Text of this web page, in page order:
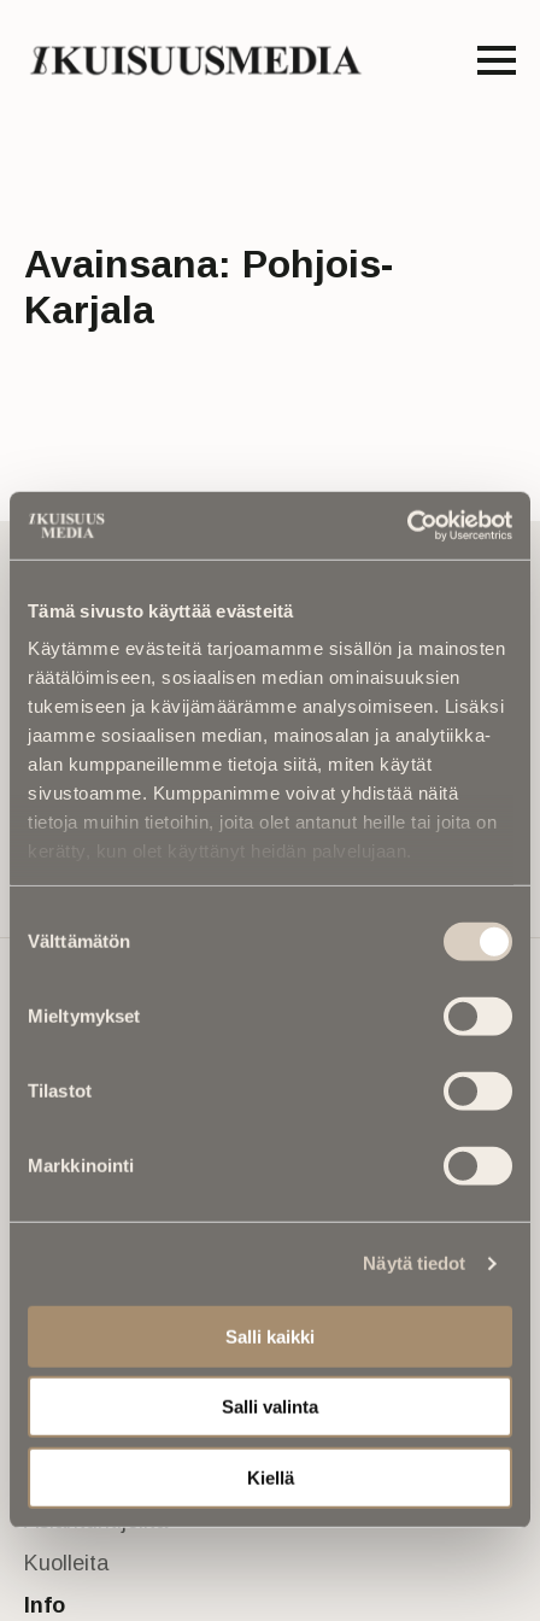
Tämä sivusto käyttää evästeitä
Käytämme evästeitä tarjoamamme sisällön ja mainosten
räätälöimiseen, sosiaalisen median ominaisuuksien
tukemiseen ja kävijämäärämme analysoimiseen. Lisäksi
jaamme sosiaalisen median, mainosalan ja analytiikka-
alan kumppaneillemme tietoja siitä, miten käytät
sivustoamme. Kumppanimme voivat yhdistää näitä
tietoja muihin tietoihin, joita olet antanut heille tai joita on
kerätty, kun olet käyttänyt heidän palvelujaan.
valinta
Välttämätön
Mieltymykset
Tilastot
Markkinointi
Näytä tiedot
Salli kaikki
Salli valinta
Kiellä
Avainsana: Pohjois-
Karjala
Tilaa uutiskirje - Pääset heti parhaiden
Kirjoita alle sähköpostiosoitteesi niin saat kaksi kertaa
kuukaudessa Ikuisuusmedian uutiskirjeen ja varmistat,
etteivät kiinnostavat artikkelit jää huomaamatta.
Uutiskirje on maksuton eikä se velvoita mihinkään.
Kirjoita tähän sähköpostiosoite, johon haluat uutiskirjeen
Ikuisuusmedia
Ikuisuusmedia on kuolinuutisointiin keskittynyt uusi ja
valtakunnallinen mediabrändi. Julkaisemme uusimmat
Tietoa meistä
Etusivu
Kalenterista
Asiantuntijoilta
Kuolleita
Info